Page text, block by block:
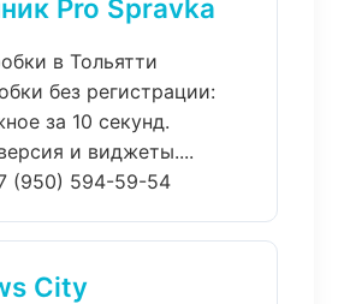
Pro Spravka
в Тольятти
без регистрации:
за 10 секунд.
и виджеты....
(950) 594-59-54
City